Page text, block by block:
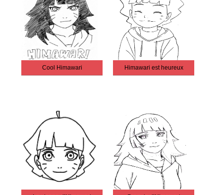
Cool Himawari Himawari est heureux